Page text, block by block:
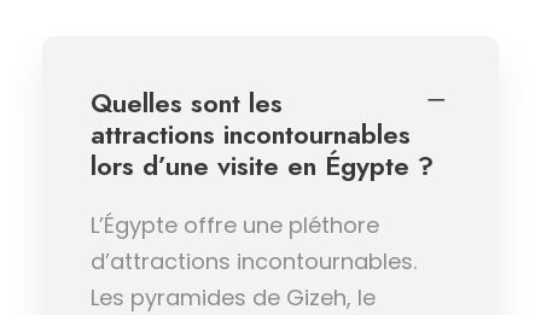
Quelles sont les
attractions incontournables
lors d’une visite en Égypte ?
L’Égypte offre une pléthore
d’attractions incontournables.
Les pyramides de Gizeh, le